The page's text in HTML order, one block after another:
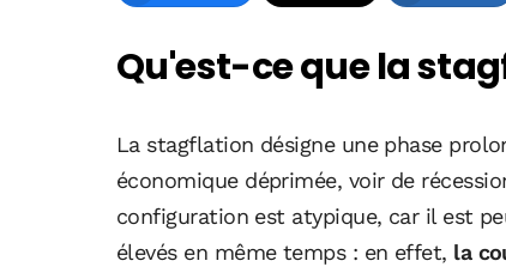
Qu'est-ce que la
La stagflation désigne une phase
économique déprimée, voir de
configuration est atypique, car il est
élevés en même temps : en effet, la